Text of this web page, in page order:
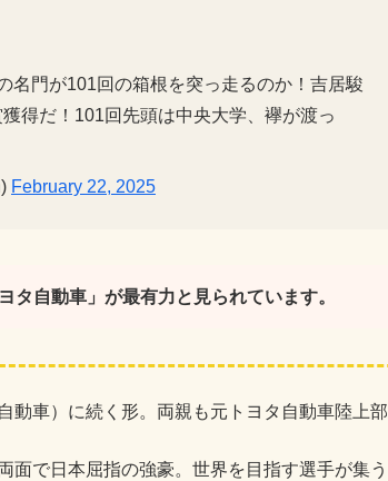
名門が101回の箱根を突っ走るのか！吉居駿
得だ！101回先頭は中央大学、襷が渡っ
February 22, 2025
タ自動車」が最有力と見られています。
動車）に続く形。両親も元トヨタ自動車陸上部
面で日本屈指の強豪。世界を目指す選手が集う